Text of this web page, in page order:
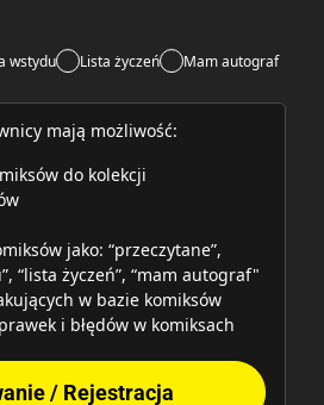
wstydu Lista życzeń Mam autograf
mają możliwość:
do kolekcji
jako: “przeczytane”,
“lista życzeń”, “mam autograf"
w bazie komiksów
i błędów w komiksach
/ Rejestracja